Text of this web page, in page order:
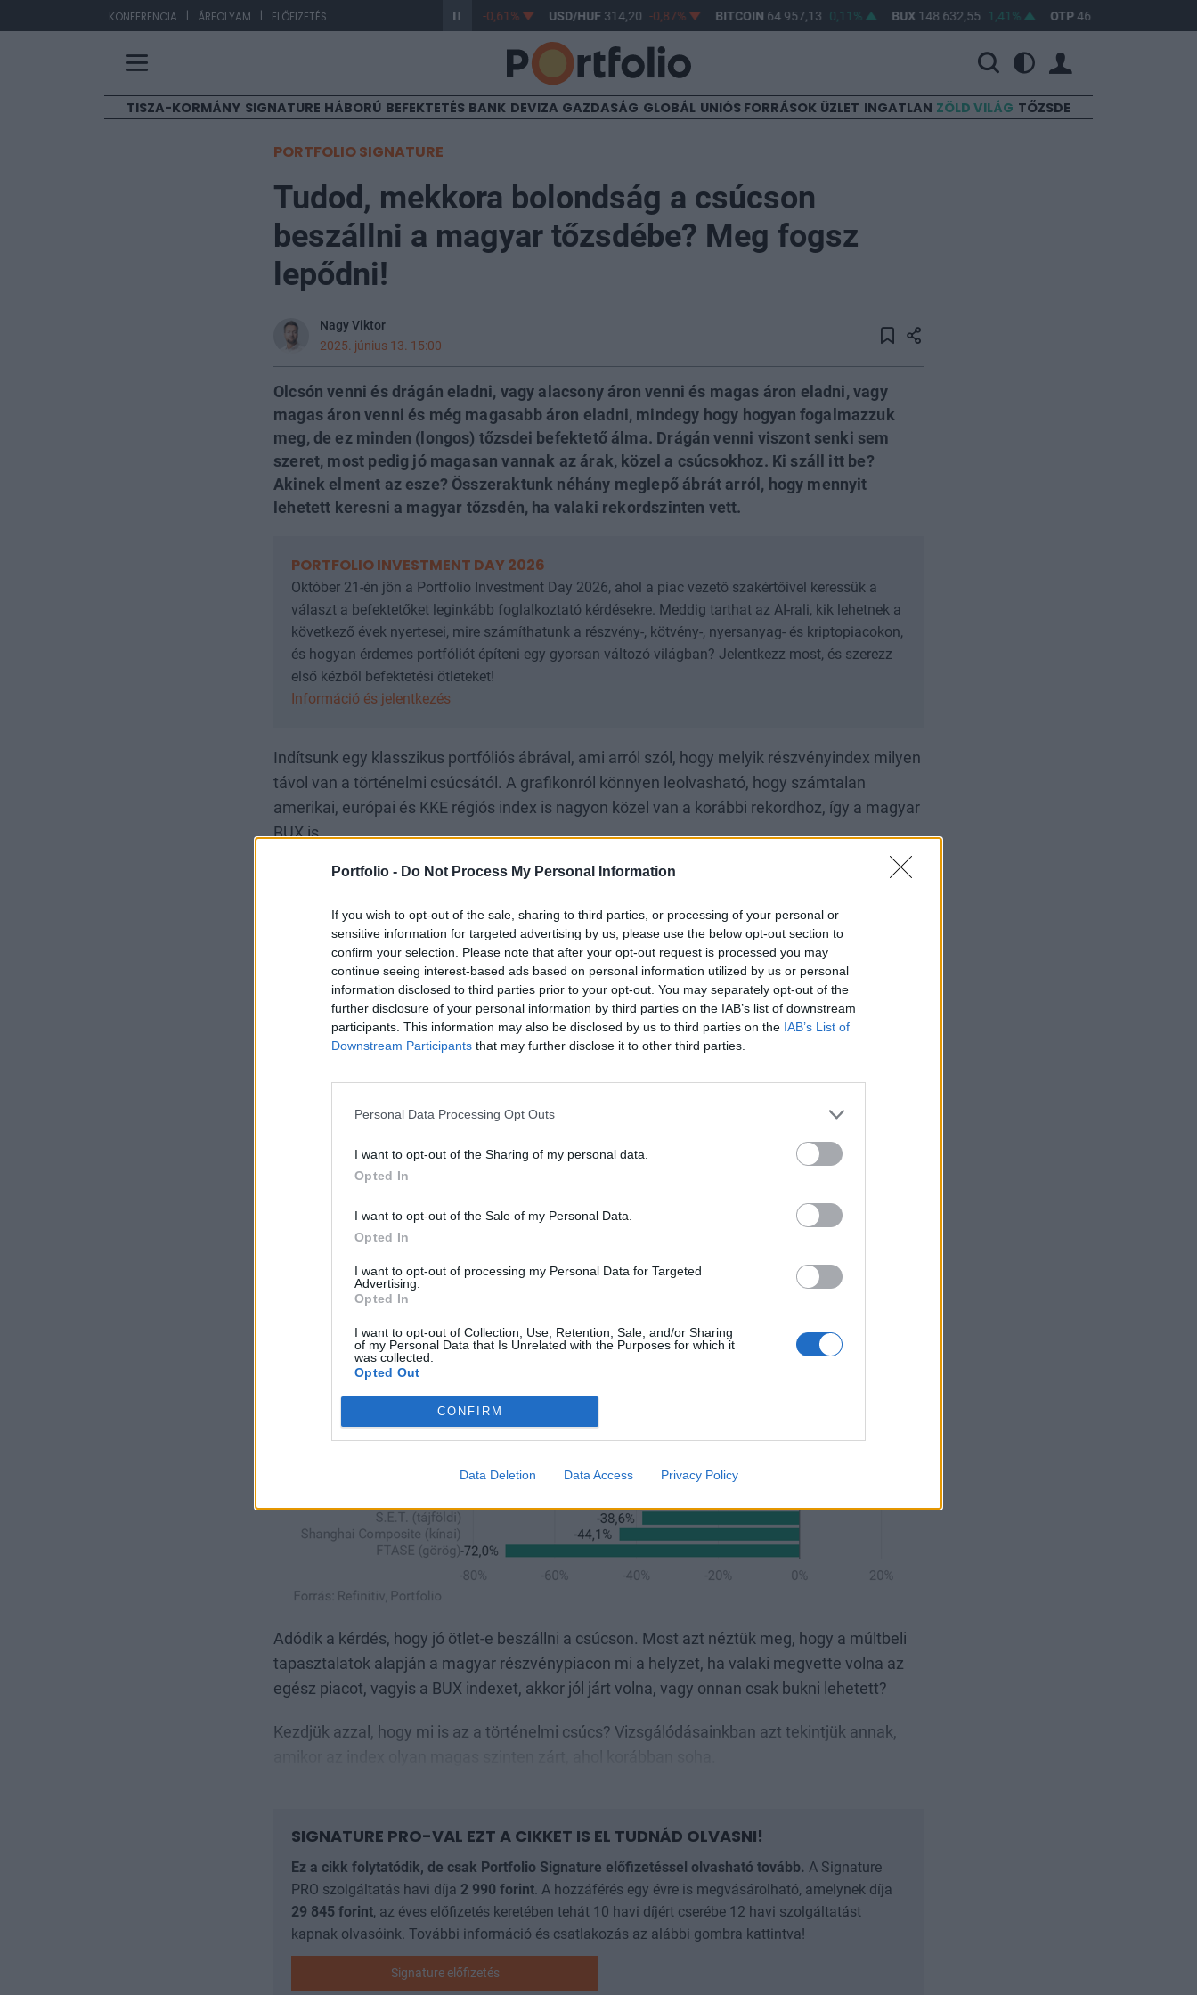
Portfolio - Do Not Process My Personal Information
If you wish to opt-out of the sale, sharing to third parties, or processing of your personal or
sensitive information for targeted advertising by us, please use the below opt-out section to
confirm your selection. Please note that after your opt-out request is processed you may
continue seeing interest-based ads based on personal information utilized by us or personal
information disclosed to third parties prior to your opt-out. You may separately opt-out of the
further disclosure of your personal information by third parties on the IAB’s list of downstream
participants. This information may also be disclosed by us to third parties on the IAB’s List of
Downstream Participants that may further disclose it to other third parties.
Personal Data Processing Opt Outs
I want to opt-out of the Sharing of my personal data.
Opted In
I want to opt-out of the Sale of my Personal Data.
Opted In
I want to opt-out of processing my Personal Data for Targeted
Advertising.
Opted In
I want to opt-out of Collection, Use, Retention, Sale, and/or Sharing
of my Personal Data that Is Unrelated with the Purposes for which it
was collected.
Opted Out
CONFIRM
Data Deletion Data Access Privacy Policy
KONFERENCIA | ÁRFOLYAM | ELŐFIZETÉS 363,17 -0,61% USD/HUF314,20 -0,87% BITCOIN64 957,13 0,11% BUX148 632,55 1,41% OTP46 890
TISZA-KORMÁNY SIGNATURE HÁBORÚ BEFEKTETÉS BANK DEVIZA GAZDASÁG GLOBÁL UNIÓS FORRÁSOK ÜZLET INGATLAN ZÖLD VILÁG TŐZSDE
PORTFOLIO SIGNATURE
Tudod, mekkora bolondság a csúcson
beszállni a magyar tőzsdébe? Meg fogsz
lepődni!
Nagy Viktor
2025. június 13. 15:00
Olcsón venni és drágán eladni, vagy alacsony áron venni és magas áron eladni, vagy
magas áron venni és még magasabb áron eladni, mindegy hogy hogyan fogalmazzuk
meg, de ez minden (longos) tőzsdei befektető álma. Drágán venni viszont senki sem
szeret, most pedig jó magasan vannak az árak, közel a csúcsokhoz. Ki száll itt be?
Akinek elment az esze? Összeraktunk néhány meglepő ábrát arról, hogy mennyit
lehetett keresni a magyar tőzsdén, ha valaki rekordszinten vett.
PORTFOLIO INVESTMENT DAY 2026
Október 21-én jön a Portfolio Investment Day 2026, ahol a piac vezető szakértőivel keressük a
választ a befektetőket leginkább foglalkoztató kérdésekre. Meddig tarthat az AI-rali, kik lehetnek a
következő évek nyertesei, mire számíthatunk a részvény-, kötvény-, nyersanyag- és kriptopiacokon,
és hogyan érdemes portfóliót építeni egy gyorsan változó világban? Jelentkezz most, és szerezz
első kézből befektetési ötleteket!
Információ és jelentkezés
Indítsunk egy klasszikus portfóliós ábrával, ami arról szól, hogy melyik részvényindex milyen
távol van a történelmi csúcsától. A grafikonról könnyen leolvasható, hogy számtalan
amerikai, európai és KKE régiós index is nagyon közel van a korábbi rekordhoz, így a magyar
BUX is.
Adódik a kérdés, hogy jó ötlet-e beszállni a csúcson. Most azt néztük meg, hogy a múltbeli
tapasztalatok alapján a magyar részvénypiacon mi a helyzet, ha valaki megvette volna az
egész piacot, vagyis a BUX indexet, akkor jól járt volna, vagy onnan csak bukni lehetett?
Kezdjük azzal, hogy mi is az a történelmi csúcs? Vizsgálódásainkban azt tekintjük annak,
SIGNATURE PRO-VAL EZT A CIKKET IS EL TUDNÁD OLVASNI!
Ez a cikk folytatódik, de csak Portfolio Signature előfizetéssel olvasható tovább. A Signature
PRO szolgáltatás havi díja 2 990 forint . A hozzáférés egy évre is megvásárolható, amelynek díja
29 845 forint, az éves előfizetés keretében tehát 10 havi díjért cserébe 12 havi szolgáltatást
kapnak olvasóink. További információ és csatlakozás az alábbi gombra kattintva!
Signature előfizetés